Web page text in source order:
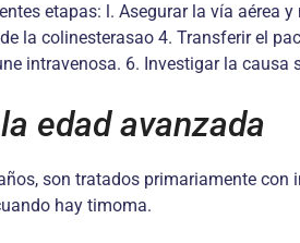
etapas: l. Asegurar la vía
la colinesterasao 4. Transferir el
intravenosa. 6. Investigar la
edad avanzada
son tratados primariamente
hay timoma.